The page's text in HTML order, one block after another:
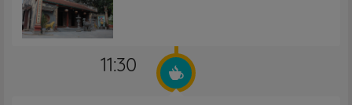
11:30